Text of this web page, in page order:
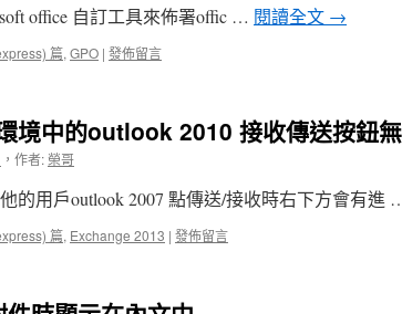
office 自訂工具來佈署offic … 閱讀全文 →
篇, GPO | 發佈留言
境中的outlook 2010 接收傳送按鈕
， 作者:榮哥
的用戶outlook 2007 點傳送/接收時右下方會有進
篇, Exchange 2013 | 發佈留言